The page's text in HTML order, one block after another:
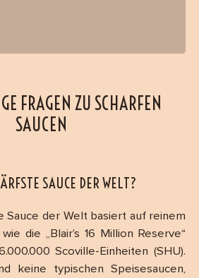
FRAGEN ZU SCHARFEN
SAUCEN
SAUCE DER WELT?
Sauce der Welt basiert auf reinem
die „Blair’s 16 Million Reserve“
Scoville-Einheiten (SHU).
keine typischen Speisesaucen,